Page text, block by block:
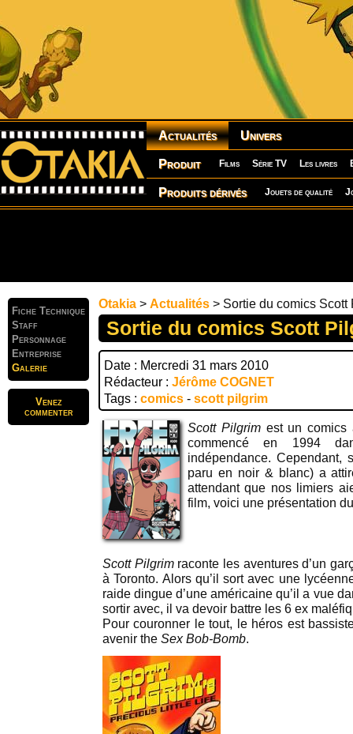
Actualités Univers
Produit Films Série TV Les livres
Produits dérivés Jouets de qualité
Fiche Technique
Staff
Personnage
Entreprise
Galerie
Venez
commenter
Otakia > Actualités > Sortie du comics Scott
Sortie du comics Scott
Date : Mercredi 31 mars 2010
Rédacteur : Jérôme COGNET
Tags : comics - scott pilgrim
Scott Pilgrimest un comics
commencé en 1994
indépendance. Cependant,
paru en noir & blanc) a
attendant que nos limiers
film, voici une présentation
Scott Pilgrimraconte les aventures d’un
à Toronto. Alors qu’il sort avec une
raide dingue d’une américaine qu’il a vue
sortir avec, il va devoir battre les 6 ex
Pour couronner le tout, le héros est
avenir the Sex Bob-Bomb.